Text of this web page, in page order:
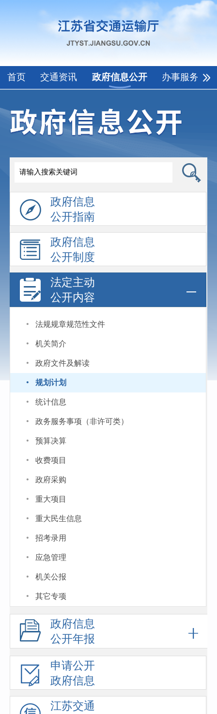
首页 交通资讯 政府信息公开 办事服务
政府信息
公开指南
政府信息
公开制度
法定主动
公开内容
· 法规规章规范性文件
· 机关简介
· 政府文件及解读
· 规划计划
· 统计信息
· 政务服务事项（非许可类）
· 预算决算
· 收费项目
· 政府采购
· 重大项目
· 重大民生信息
· 招考录用
· 应急管理
· 机关公报
· 其它专项
政府信息
公开年报
申请公开
政府信息
江苏交通